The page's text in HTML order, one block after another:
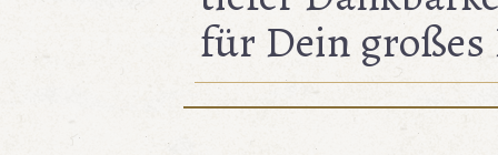
für Dein